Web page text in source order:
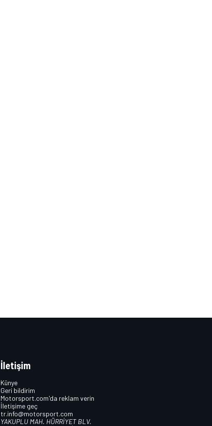
İletişim
Künye
Geri bildirim
Motorsport.com'da reklam verin
İletişime geç
tr.info@motorsport.com
YAKUPLU MAH. HÜRRİYET BLV.